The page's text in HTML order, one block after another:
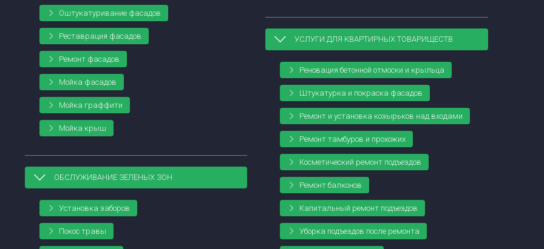
Оштукатуривание фасадов
Реставрация фасадов
Ремонт фасадов
Мойка фасадов
Мойка граффити
Мойка крыш
ОБСЛУЖИВАНИЕ ЗЕЛЕНЫХ ЗОН
Установка заборов
Покос травы
УСЛУГИ ДЛЯ КВАРТИРНЫХ ТОВАРИЩЕСТВ
Реновация бетонной отмоски и крыльца
Штукатурка и покраска фасадов
Ремонт и установка козырьков над входами
Ремонт тамбуров и прохожих
Косметический ремонт подъездов
Ремонт балконов
Капитальный ремонт подъездов
Уборка подъездов после ремонта